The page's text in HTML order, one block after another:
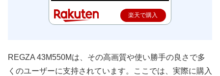
楽天で購入
REGZA 43M550Mは、その高画質や使い勝手の良さで多
くのユーザーに支持されています。ここでは、実際に購入